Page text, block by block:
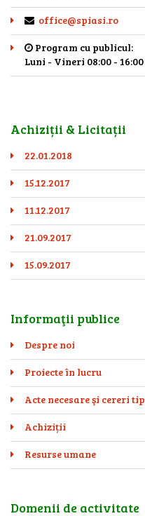
office@spiasi.ro
Program cu publicul:
Luni - Vineri 08:00 - 16:00
Achiziții & Licitații
22.01.2018
15.12.2017
11.12.2017
21.09.2017
15.09.2017
Informaţii publice
Despre noi
Proiecte în lucru
Acte necesare şi cereri tip
Achiziții
Resurse umane
Domenii de activitate